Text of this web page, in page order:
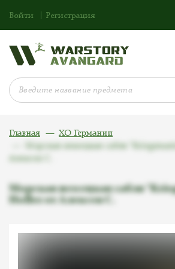
Войти Регистрация
Главная
ХО Германии
Морская немецкая сабля
Holler от Алексея С.